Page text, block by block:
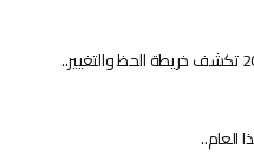
العام..